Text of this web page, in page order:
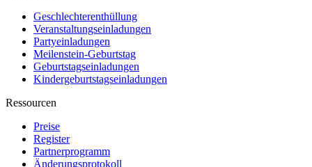
Geschlechterenthüllung
Veranstaltungseinladungen
Partyeinladungen
Meilenstein-Geburtstag
Geburtstagseinladungen
Kindergeburtstagseinladungen
Ressourcen
Preise
Register
Partnerprogramm
Änderungsprotokoll